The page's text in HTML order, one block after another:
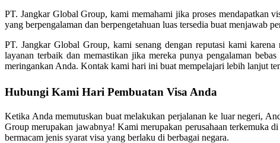
PT. Jangkar Global Group, kami memahami jika proses mendapatkan
yang berpengalaman dan berpengetahuan luas tersedia buat menjawab
PT. Jangkar Global Group, kami senang dengan reputasi kami
layanan terbaik dan memastikan jika mereka punya pengalaman
meringankan Anda. Kontak kami hari ini buat mempelajari lebih lanjut
Hubungi Kami Hari Pembuatan Visa Anda
Ketika Anda memutuskan buat melakukan perjalanan ke luar negeri,
Group merupakan jawabnya! Kami merupakan perusahaan terkemuka
bermacam jenis syarat visa yang berlaku di berbagai negara.